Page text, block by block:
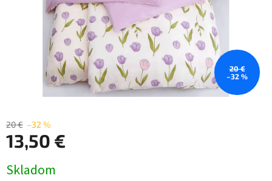
20 €
–32 %
20 € –32 %
13,50 €
cena:
Skladom